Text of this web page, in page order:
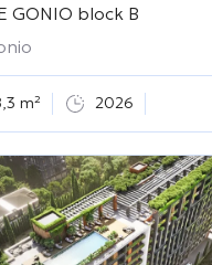
GONIO block B
m² 2026